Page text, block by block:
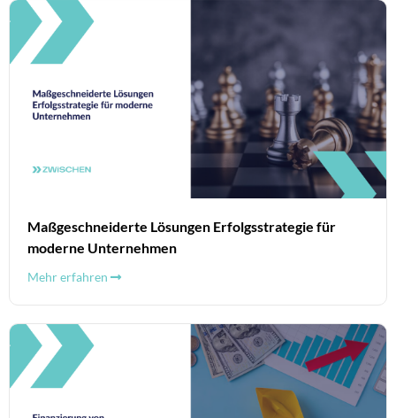
Maßgeschneiderte Lösungen Erfolgsstrategie für
moderne Unternehmen
Mehr erfahren